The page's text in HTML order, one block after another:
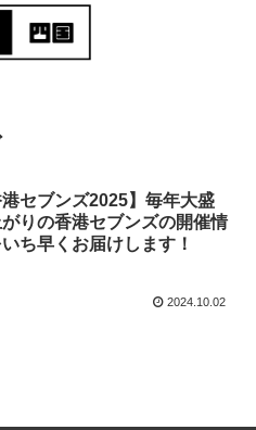
港セブンズ2025】毎年大盛
がりの香港セブンズの開催情
ち早くお届けします！
2024.10.02